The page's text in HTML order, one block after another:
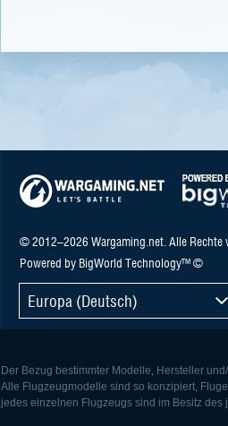
© 2012–2026 Wargaming.net. Alle Rechte
Powered by BigWorld Technology™ ©
Europa (Deutsch)
Der Bezug bestimmter Modelle, Hersteller
Alle Flugzeugmodelle sind so konzipiert,
jedes einzelnen Flugzeugs sind im Besitz des